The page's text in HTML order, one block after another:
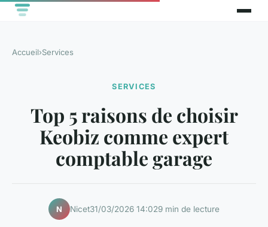
Accueil›Services
SERVICES
Top 5 raisons de choisir
Keobiz comme expert
comptable garage
N Nicet31/03/2026 14:029 min de lecture